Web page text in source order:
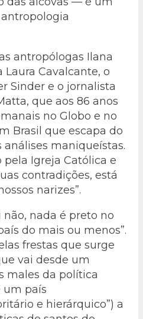
antropólogas Ilana
Cavalcante, o
Sinder e o jornalista
que aos 86 anos
no Globo e no
Brasil que escapa do
maniqueístas.
Igreja Católica e
contradições, está
narizes”.
não, nada é preto no
do mais ou menos”.
frestas que surge
vai desde um
males da política
um país
e hierárquico”) a